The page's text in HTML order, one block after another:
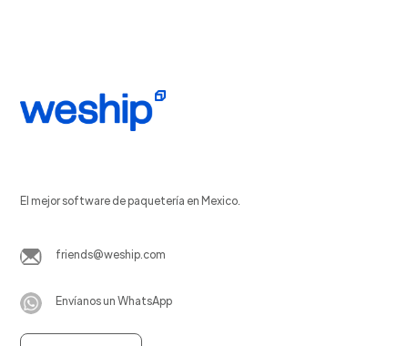
El mejor software de paquetería en Mexico.
friends@weship.com
Envíanos un WhatsApp